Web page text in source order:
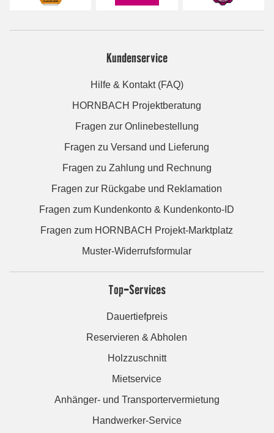
Kundenservice
Hilfe & Kontakt (FAQ)
HORNBACH Projektberatung
Fragen zur Onlinebestellung
Fragen zu Versand und Lieferung
Fragen zu Zahlung und Rechnung
Fragen zur Rückgabe und Reklamation
Fragen zum Kundenkonto & Kundenkonto-ID
Fragen zum HORNBACH Projekt-Marktplatz
Muster-Widerrufsformular
Top-Services
Dauertiefpreis
Reservieren & Abholen
Holzzuschnitt
Mietservice
Anhänger- und Transportervermietung
Handwerker-Service